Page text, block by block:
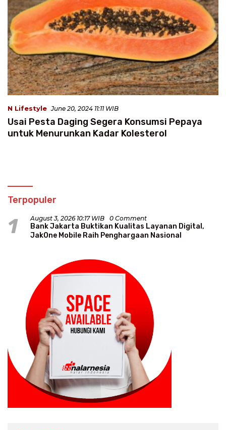
N Lifestyle June 20, 2024 11:11 WIB
Usai Pesta Daging Segera Konsumsi Pepaya
untuk Menurunkan Kadar Kolesterol
Terpopuler
1 August 3, 2026 10:17 WIB 0 Comment
Bank Jakarta Buktikan Kualitas Layanan Digital,
JakOne Mobile Raih Penghargaan Nasional